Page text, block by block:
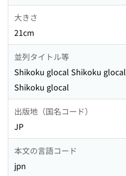
大きさ
21cm
並列タイトル等
Shikoku glocal Shikoku glocal
Shikoku glocal
出版地（国名コード）
JP
本文の言語コード
jpn